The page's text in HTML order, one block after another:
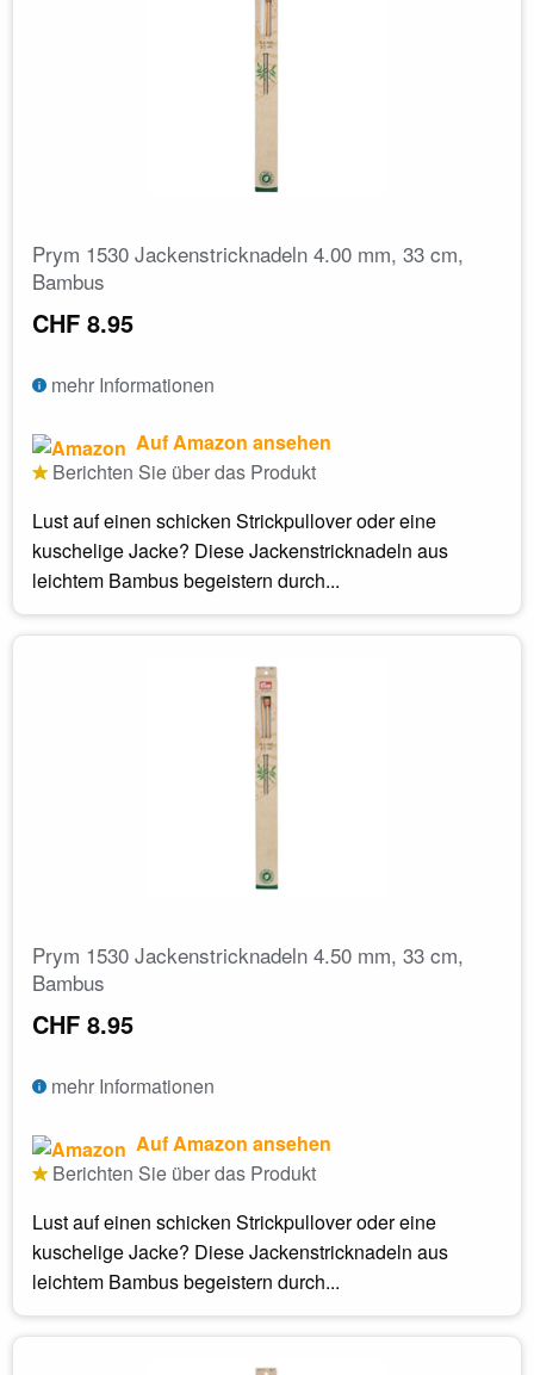
Prym 1530 Jackenstricknadeln 4.00 mm, 33 cm,
Bambus
CHF 8.95
mehr Informationen
Auf Amazon ansehen
Berichten Sie über das Produkt
Lust auf einen schicken Strickpullover oder eine
kuschelige Jacke? Diese Jackenstricknadeln aus
leichtem Bambus begeistern durch...
Prym 1530 Jackenstricknadeln 4.50 mm, 33 cm,
Bambus
CHF 8.95
mehr Informationen
Auf Amazon ansehen
Berichten Sie über das Produkt
Lust auf einen schicken Strickpullover oder eine
kuschelige Jacke? Diese Jackenstricknadeln aus
leichtem Bambus begeistern durch...